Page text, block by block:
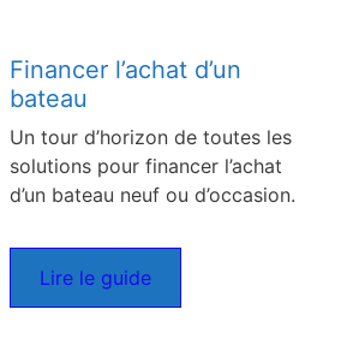
Financer l’achat d’un
bateau
Un tour d’horizon de toutes les
solutions pour financer l’achat
d’un bateau neuf ou d’occasion.
Lire le guide